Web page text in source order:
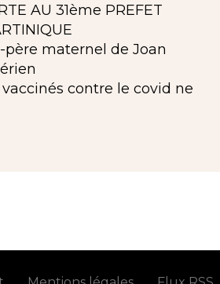
AU 31ème PREFET
père maternel de Joan
contre le covid ne